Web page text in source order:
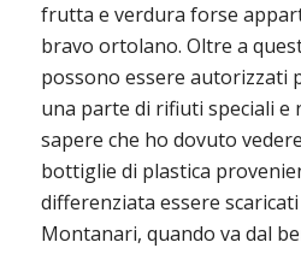
frutta e verdura forse
bravo ortolano. Oltre a
possono essere autorizzati
una parte di rifiuti speciali e
sapere che ho dovuto
bottiglie di plastica
differenziata essere
Montanari, quando va dal